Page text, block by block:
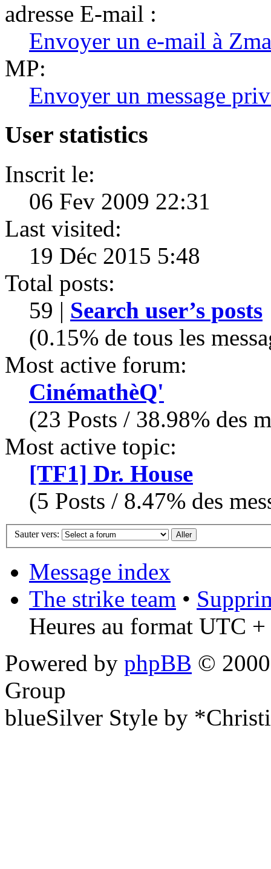
adresse E-mail :
Envoyer un e-mail à
MP:
Envoyer un message
User statistics
Inscrit le:
06 Fev 2009 22:31
Last visited:
19 Déc 2015 5:48
Total posts:
59 | Search user’s posts
(0.15% de tous les
Most active forum:
CinémathèQ'
(23 Posts / 38.98% des
Most active topic:
[TF1] Dr. House
(5 Posts / 8.47% des
Sauter vers:
Message index
The strike team •
Heures au format UTC
Powered by phpBB ©
Group
blueSilver Style by